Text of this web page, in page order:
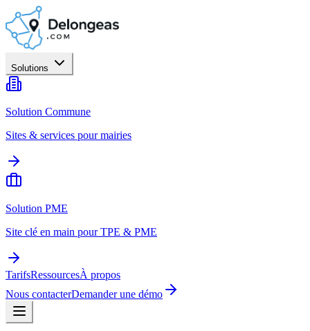
Solutions
Solution Commune
Sites & services pour mairies
Solution PME
Site clé en main pour TPE & PME
TarifsRessourcesÀ propos
Nous contacterDemander une démo